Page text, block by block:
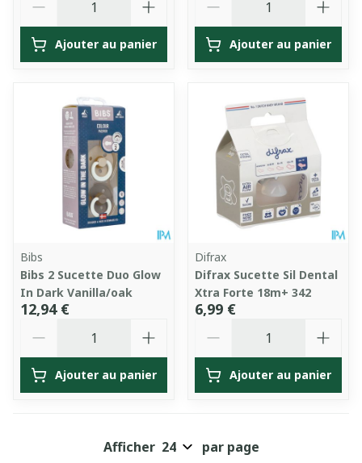
Ajouter au panier Ajouter au panier
Bibs
Bibs 2 Sucette Duo Glow
In Dark Vanilla/oak
12,94 €
Ajouter au panier
Difrax
Difrax Sucette Sil Dental
Xtra Forte 18m+ 342
6,99 €
Ajouter au panier
Afficher par page